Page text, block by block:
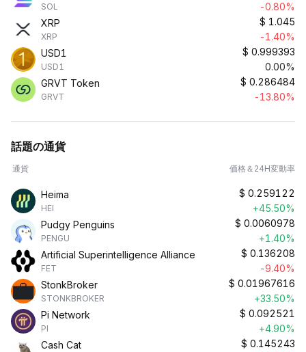
SOL
-0.80%
XRP
XRP
$ 1.045
-1.40%
USD1
USD1
$ 0.999393
0.00%
GRVT Token
GRVT
$ 0.286484
-13.80%
話題の通貨
通貨 価格＆24H変動率
Heima
HEI
$ 0.259122
+45.50%
Pudgy Penguins
PENGU
$ 0.0060978
+1.40%
Artificial Superintelligence Alliance
FET
$ 0.136208
-9.40%
StonkBroker
STONKBROKER
$ 0.01967616
+33.50%
Pi Network
PI
$ 0.092521
+4.90%
Cash Cat
$ 0.145243